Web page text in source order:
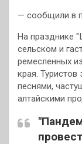
— сообщили в
На празднике
сельском и
ремесленных
края.
песнями,
алтайскими